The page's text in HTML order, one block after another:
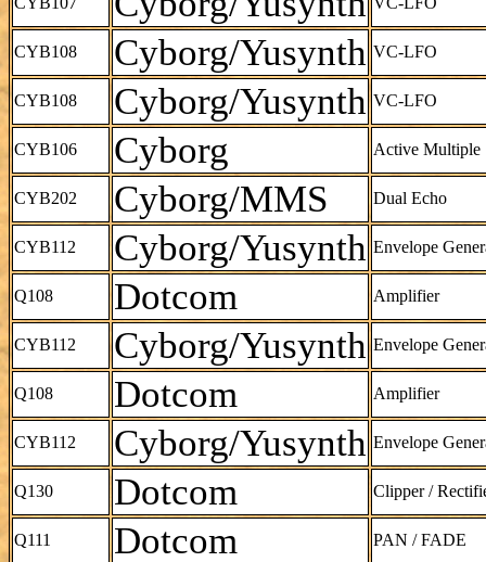
CYB108 Cyborg/Yusynth VC-LFO
CYB108 Cyborg/Yusynth VC-LFO
CYB106 Cyborg Active Multiple
CYB202 Cyborg/MMS Dual Echo
CYB112 Cyborg/Yusynth Envelope
Q108 Dotcom Amplifier
CYB112 Cyborg/Yusynth Envelope
Q108 Dotcom Amplifier
CYB112 Cyborg/Yusynth Envelope
Q130 Dotcom Clipper /
Q111 Dotcom PAN / FADE